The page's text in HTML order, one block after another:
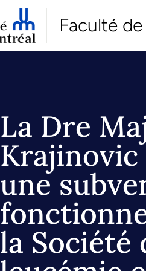
Faculté
La Dre
une
la Société